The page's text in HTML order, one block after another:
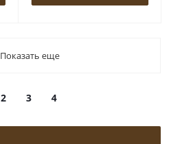
Показать еще
2 3 4